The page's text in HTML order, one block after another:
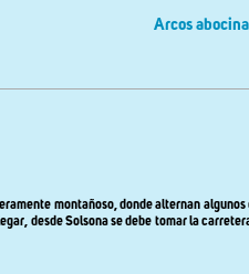
Arcos
montañoso, donde alternan
desde Solsona se debe tomar la